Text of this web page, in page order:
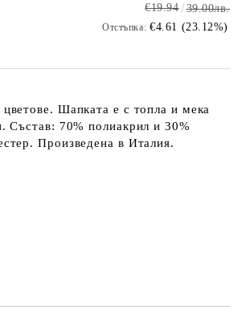
€19.94 39.00лв.
Отстъпка: €4.61 (23.12%)
Шапката е с топла и мека
Състав: 70% полиакрил и 30%
Произведена в Италия.